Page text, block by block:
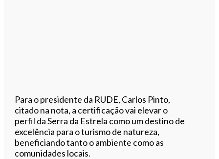
Para o presidente da RUDE, Carlos Pinto,
citado na nota, a certificação vai elevar o
perfil da Serra da Estrela como um destino de
excelência para o turismo de natureza,
beneficiando tanto o ambiente como as
comunidades locais.